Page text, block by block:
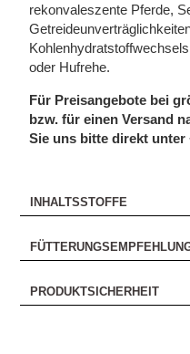
INHALTSSTOFFE
PRODUKTSICHERHEIT
rekonvaleszente Pferde,
oder Hufrehe.
Für Preisangebote bei
bzw. für einen Versand
Sie uns bitte direkt unter